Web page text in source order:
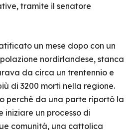
tramite il senatore
un mese dopo con un
nordirlandese, stanca
da circa un trentennio e
di 3200 morti nella regione.
perchè da una parte riportò la
iniziare un processo di
comunità, una cattolica